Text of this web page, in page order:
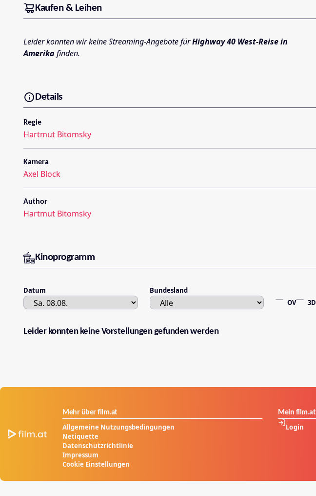
Kaufen & Leihen
Leider konnten wir keine Streaming-Angebote fürHighway 40 West-Reise in
Amerikafinden.
Details
Regie
Hartmut Bitomsky
Kamera
Axel Block
Author
Hartmut Bitomsky
Kinoprogramm
Datum
Bundesland
OV
3D
Leider konnten keine Vorstellungen gefunden werden
Mehr über film.at
Allgemeine Nutzungsbedingungen
Netiquette
Datenschutzrichtlinie
Impressum
Cookie Einstellungen
Mein film.at
Login